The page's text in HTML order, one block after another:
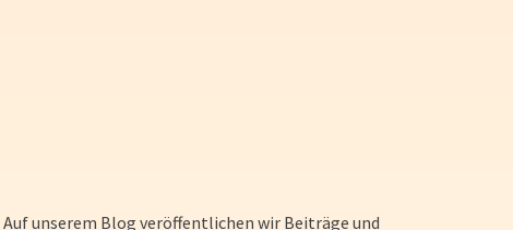
Auf unserem Blog veröffentlichen wir Beiträge und